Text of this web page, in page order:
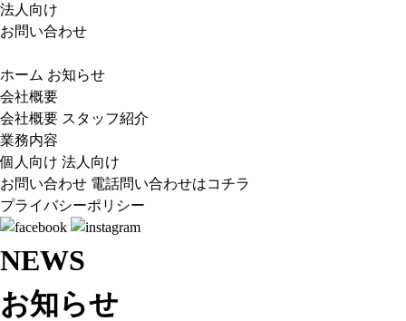
法人向け
お問い合わせ
ホーム お知らせ
会社概要
会社概要 スタッフ紹介
業務内容
個人向け 法人向け
お問い合わせ 電話問い合わせはコチラ
プライバシーポリシー
NEWS
お知らせ